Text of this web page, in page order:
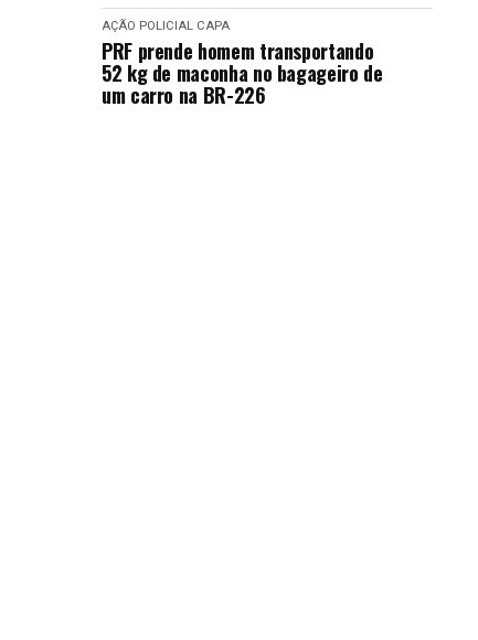
AÇÃO POLICIAL CAPA
PRF prende homem transportando
52 kg de maconha no bagageiro de
um carro na BR-226